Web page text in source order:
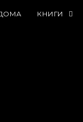
КНИГИ